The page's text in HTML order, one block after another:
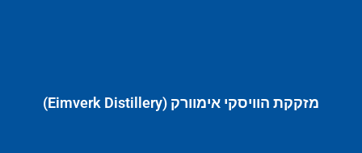
מזקקת הוויסקי אימוורק (Eimverk Distillery)